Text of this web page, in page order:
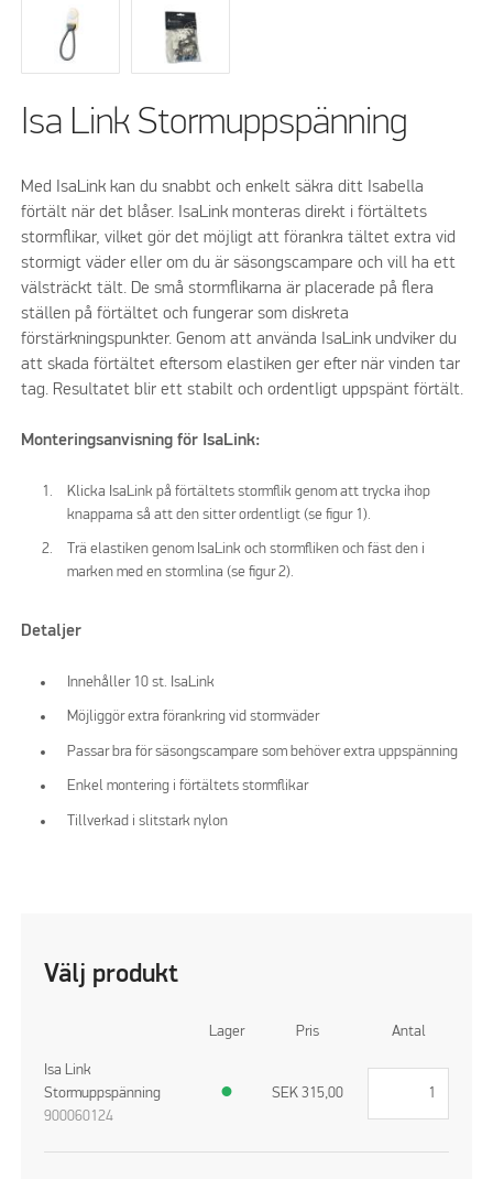
Isa Link Stormuppspänning
Med IsaLink kan du snabbt och enkelt säkra ditt Isabella
förtält när det blåser. IsaLink monteras direkt i förtältets
stormflikar, vilket gör det möjligt att förankra tältet extra vid
stormigt väder eller om du är säsongscampare och vill ha ett
välsträckt tält. De små stormflikarna är placerade på flera
ställen på förtältet och fungerar som diskreta
förstärkningspunkter. Genom att använda IsaLink undviker du
att skada förtältet eftersom elastiken ger efter när vinden tar
tag. Resultatet blir ett stabilt och ordentligt uppspänt förtält.
Monteringsanvisning för IsaLink:
Klicka IsaLink på förtältets stormflik genom att trycka ihop
knapparna så att den sitter ordentligt (se figur 1).
Trä elastiken genom IsaLink och stormfliken och fäst den i
marken med en stormlina (se figur 2).
Detaljer
Innehåller 10 st. IsaLink
Möjliggör extra förankring vid stormväder
Passar bra för säsongscampare som behöver extra uppspänning
Enkel montering i förtältets stormflikar
Tillverkad i slitstark nylon
Välj produkt
Lager Pris Antal
Isa Link
Stormuppspänning
900060124
● SEK 315,00